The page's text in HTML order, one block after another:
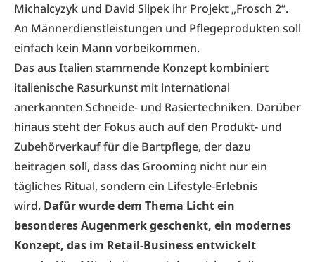
Michalcyzyk und David Slipek ihr Projekt „Frosch 2“.
An Männerdienstleistungen und Pflegeprodukten soll
einfach kein Mann vorbeikommen.
Das aus Italien stammende Konzept kombiniert
italienische Rasurkunst mit international
anerkannten Schneide- und Rasiertechniken. Darüber
hinaus steht der Fokus auch auf den Produkt- und
Zubehörverkauf für die Bartpflege, der dazu
beitragen soll, dass das Grooming nicht nur ein
tägliches Ritual, sondern ein Lifestyle-Erlebnis
wird. Dafür wurde dem Thema Licht ein
besonderes Augenmerk geschenkt, ein modernes
Konzept, das im Retail-Business entwickelt